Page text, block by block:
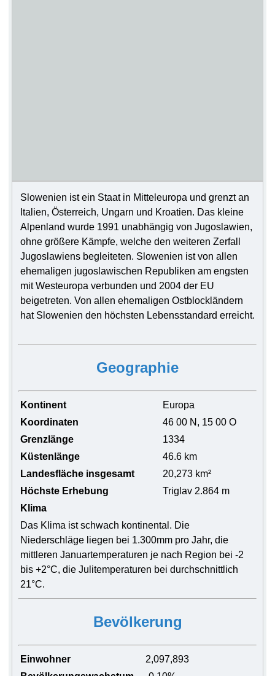
Slowenien ist ein Staat in Mitteleuropa und grenzt an
Italien, Österreich, Ungarn und Kroatien. Das kleine
Alpenland wurde 1991 unabhängig von Jugoslawien,
ohne größere Kämpfe, welche den weiteren Zerfall
Jugoslawiens begleiteten. Slowenien ist von allen
ehemaligen jugoslawischen Republiken am engsten
mit Westeuropa verbunden und 2004 der EU
beigetreten. Von allen ehemaligen Ostblockländern
hat Slowenien den höchsten Lebensstandard erreicht.
Geographie
Kontinent
Europa
Koordinaten
46 00 N, 15 00 O
Grenzlänge
1334
Küstenlänge
46.6 km
Landesfläche insgesamt
20,273 km²
Höchste Erhebung
Triglav 2.864 m
Klima
Das Klima ist schwach kontinental. Die
Niederschläge liegen bei 1.300mm pro Jahr, die
mittleren Januartemperaturen je nach Region bei -2
bis +2°C, die Julitemperaturen bei durchschnittlich
21°C.
Bevölkerung
Einwohner
2,097,893